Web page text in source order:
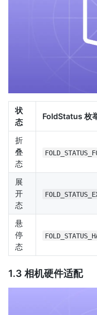
状
态
FoldStatus 枚
折
叠
态
展
开
态
悬
停
态
1.3 相机硬件适配